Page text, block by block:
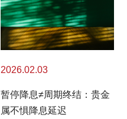
2026.02.03
暂停降息≠周期终结：贵金
属不惧降息延迟